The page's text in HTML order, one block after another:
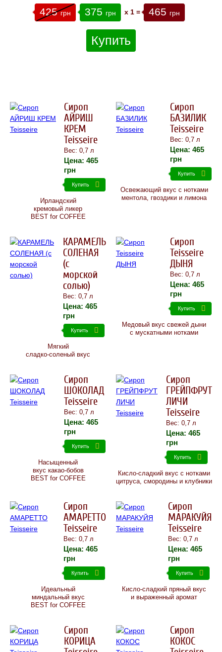
425грн 375 грн x 1= 465 грн
Купить
Сироп
АЙРИШ
КРЕМ
Teisseire
Вес: 0,7 л
Цена: 465
грн
Купить
Ирландский
кремовый ликер
BEST for COFFEE
Сироп
БАЗИЛИК
Teisseire
Вес: 0,7 л
Цена: 465
грн
Купить
Освежающий вкус с нотками
ментола, гвоздики и лимона
КАРАМЕЛЬ
СОЛЕНАЯ
(с
морской
солью)
Вес: 0,7 л
Цена: 465
грн
Купить
Мягкий
сладко-соленый вкус
Сироп
Teisseire
ДЫНЯ
Вес: 0,7 л
Цена: 465
грн
Купить
Медовый вкус свежей дыни
с мускатными нотками
Сироп
ШОКОЛАД
Teisseire
Вес: 0,7 л
Цена: 465
грн
Купить
Насыщенный
вкус какао-бобов
BEST for COFFEE
Сироп
ГРЕЙПФРУТ
ЛИЧИ
Teisseire
Вес: 0,7 л
Цена: 465
грн
Купить
Кисло-сладкий вкус с нотками
цитруса, смородины и клубники
Сироп
АМАРЕТТО
Teisseire
Вес: 0,7 л
Цена: 465
грн
Купить
Идеальный
миндальный вкус
BEST for COFFEE
Сироп
МАРАКУЙЯ
Teisseire
Вес: 0,7 л
Цена: 465
грн
Купить
Кисло-сладкий пряный вкус
и выраженный аромат
Сироп
КОРИЦА
Сироп
КОКОС